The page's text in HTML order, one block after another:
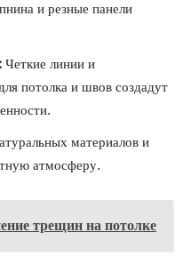
и резные панели
Четкие линии и
потолка и швов создадут
материалов и
атмосферу.
трещин на потолке